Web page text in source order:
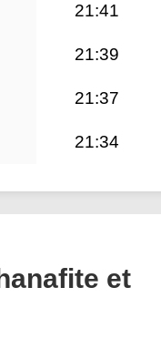
21:41
21:39
21:37
21:34
et